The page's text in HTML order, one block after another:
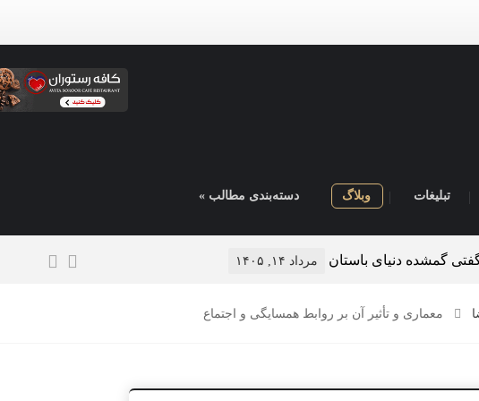
تبلیغات وبلاگ دسته‌بندی مطالب »
معلق مرداد ۹, ۱۴۰۵
معماری و تأثیر آن بر روابط همسایگی و اجتماع